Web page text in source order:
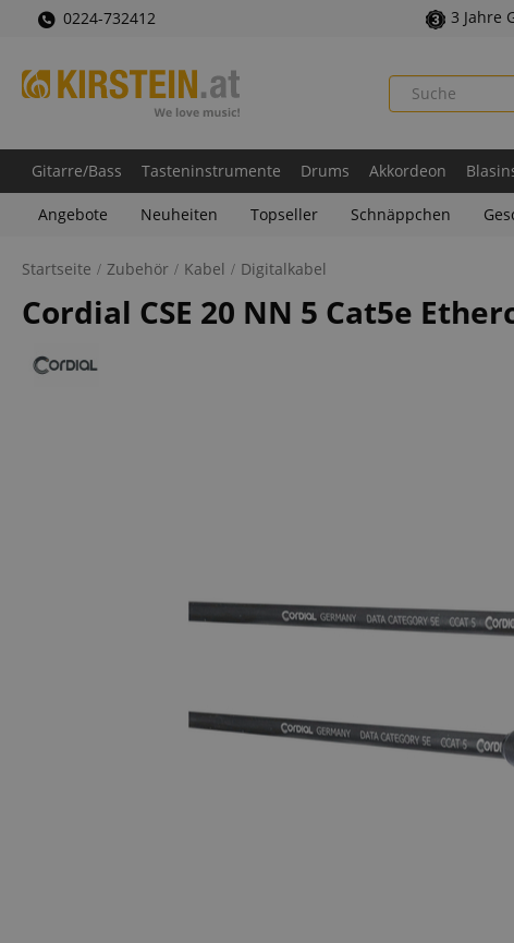
0224-732412 3 Jahre
Gitarre/Bass Tasteninstrumente Drums Akkordeon
Angebote Neuheiten Topseller Schnäppchen
Startseite Zubehör Kabel Digitalkabel
Cordial CSE 20 NN 5 Cat5e